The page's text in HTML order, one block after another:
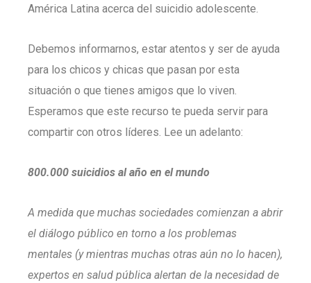
América Latina acerca del suicidio adolescente.
Debemos informarnos, estar atentos y ser de ayuda
para los chicos y chicas que pasan por esta
situación o que tienes amigos que lo viven.
Esperamos que este recurso te pueda servir para
compartir con otros líderes. Lee un adelanto:
800.000 suicidios al año en el mundo
A medida que muchas sociedades comienzan a abrir
el diálogo público en torno a los problemas
mentales (y mientras muchas otras aún no lo hacen),
expertos en salud pública alertan de la necesidad de